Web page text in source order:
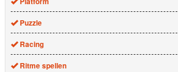
Puzzle
Racing
Ritme spellen